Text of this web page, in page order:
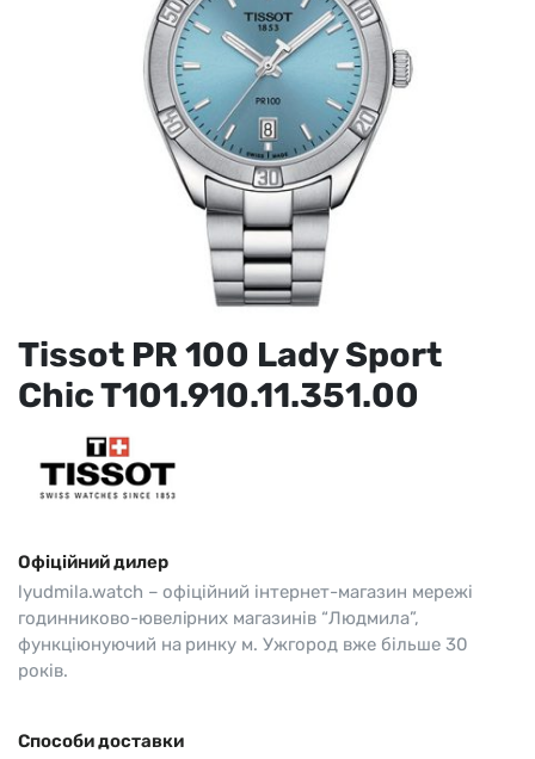
Tissot PR 100 Lady Sport
Chic T101.910.11.351.00
Офіційний дилер
lyudmila.watch – офіційний інтернет-магазин мережі
годинниково-ювелірних магазинів “Людмила”,
функціюнуючий на ринку м. Ужгород вже більше 30
років.
Способи доставки